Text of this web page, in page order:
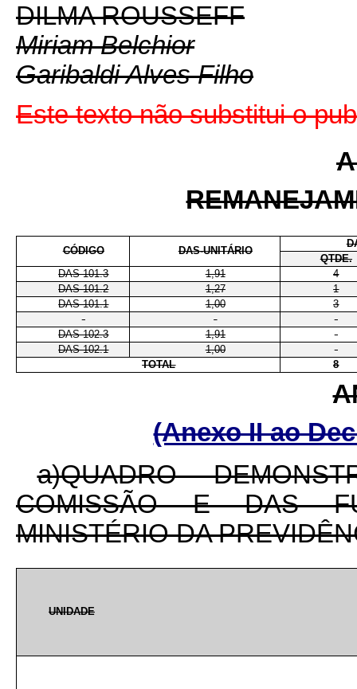
DILMA ROUSSEFF
Miriam Belchior
Garibaldi Alves Filho
Este texto não substitui o
CÓDIGO DAS-UNITÁRIO
QTDE.
DAS 101.3
1,91
4
DAS 101.2
1,27
1
DAS 101.1
1,00 3
DAS 102.3 1,91
-
DAS 102.1
1,00
-
TOTAL
8
(Anexo II ao
a)QUADRO
COMISSÃO E DAS
MINISTÉRIO DA
UNIDADE